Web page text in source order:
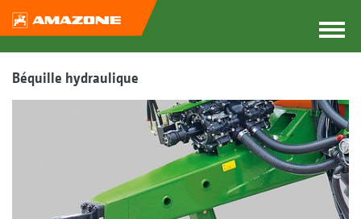
Béquille hydraulique